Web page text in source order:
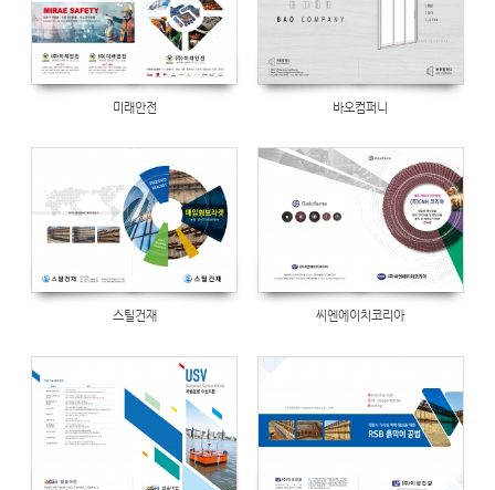
미래안전 바오컴퍼니
Views565
스틸건재
Views513
씨엔에이치코리아
Views520